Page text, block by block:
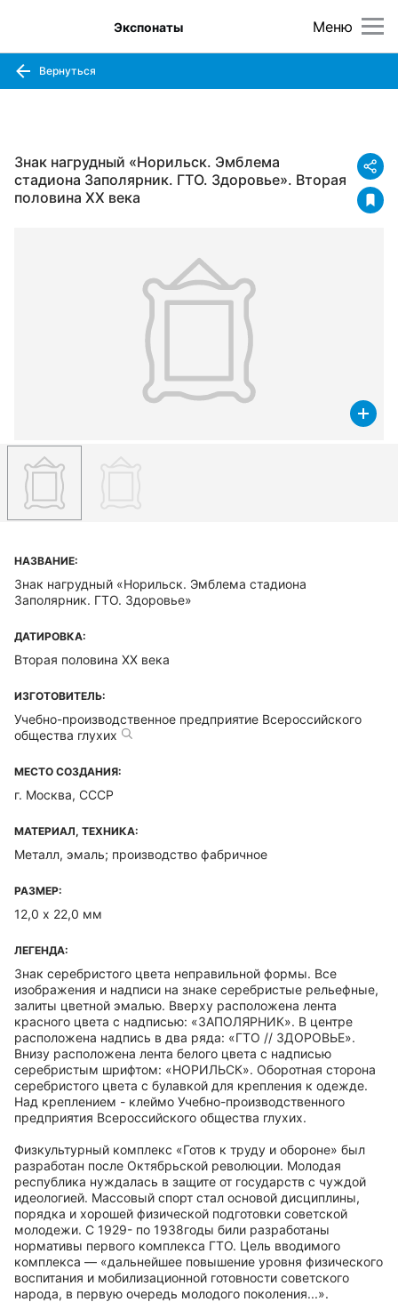
Меню
Экспонаты
Вернуться
Знак нагрудный «Норильск. Эмблема
стадиона Заполярник. ГТО. Здоровье». Вторая
половина XX века
НАЗВАНИЕ:
Знак нагрудный «Норильск. Эмблема стадиона
Заполярник. ГТО. Здоровье»
ДАТИРОВКА:
Вторая половина XX века
ИЗГОТОВИТЕЛЬ:
Учебно-производственное предприятие Всероссийского
общества глухих
МЕСТО СОЗДАНИЯ:
г. Москва, СССР
МАТЕРИАЛ, ТЕХНИКА:
Металл, эмаль; производство фабричное
РАЗМЕР:
12,0 х 22,0 мм
ЛЕГЕНДА:
Знак серебристого цвета неправильной формы. Все
изображения и надписи на знаке серебристые рельефные,
залиты цветной эмалью. Вверху расположена лента
красного цвета с надписью: «ЗАПОЛЯРНИК». В центре
расположена надпись в два ряда: «ГТО // ЗДОРОВЬЕ».
Внизу расположена лента белого цвета с надписью
серебристым шрифтом: «НОРИЛЬСК». Оборотная сторона
серебристого цвета с булавкой для крепления к одежде.
Над креплением - клеймо Учебно-производственного
предприятия Всероссийского общества глухих.
Физкультурный комплекс «Готов к труду и обороне» был
разработан после Октябрьской революции. Молодая
республика нуждалась в защите от государств с чуждой
идеологией. Массовый спорт стал основой дисциплины,
порядка и хорошей физической подготовки советской
молодежи. С 1929- по 1938годы били разработаны
нормативы первого комплекса ГТО. Цель вводимого
комплекса — «дальнейшее повышение уровня физического
воспитания и мобилизационной готовности советского
народа, в первую очередь молодого поколения...».